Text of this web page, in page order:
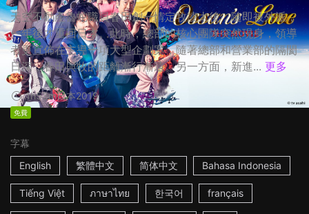
天空不動產魯蛇職員春田創一情定牧凌太後，隨即被外派，
一年後才重回日本。此時，總部的核心團隊突然現身，領導
者更宣佈在主導一項大型企劃案，隨著總部和營業部的隔閡
日深，春田與牧的距離漸行漸遠。另一方面，新進... 更多
1h53m日本2019
免費
字幕
English
繁體中文 简体中文 Bahasa Indonesia
Tiếng Việt ภาษาไทย 한국어 français